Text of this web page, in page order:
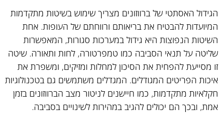
הגידול האסתטי של ברווזונים מצריך שימוש בשיטות מתקדמות
המיועדות להבטיח את בריאותם ורווחתם של העופות. אחת
השיטות הנפוצות היא גידול במערכות סגורות, המאפשרות
שליטה על תנאי הסביבה כמו טמפרטורה, לחות ותאורה. שיטה
זו מסייעת להפחית את הסיכון למחלות ומזיקים, ומשפרת את
איכות הפריטים המגודלים. המגדלים משתמשים גם בטכנולוגיות
חקלאיות מתקדמות, כמו חיישנים לניטור מצב הברווזונים בזמן
אמת, ובכך הם יכולים להגיב במהירות לשינויים בסביבה.